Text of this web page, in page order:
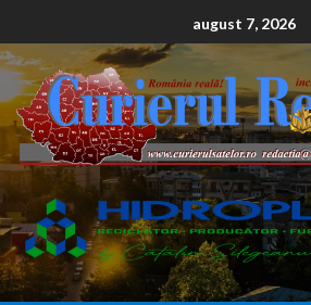
august 7, 2026